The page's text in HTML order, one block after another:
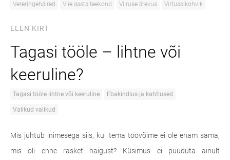
Vereringehäired
Viie aasta teekond Viiruse ärevus Virtuaalkohvik
ELEN KIRT
Tagasi tööle – lihtne või
keeruline?
Tagasi tööle lihtne või keeruline Ebakindlus ja kahtlused
Valikud valikud
Mis juhtub inimesega siis, kui tema töövõime ei ole enam sama,
mis oli enne rasket haigust? Küsimus ei puuduta ainult